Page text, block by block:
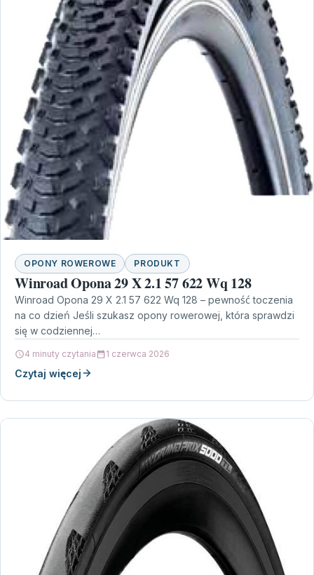
OPONY ROWEROWE PRODUKT
Winroad Opona 29 X 2.1 57 622 Wq 128
Winroad Opona 29 X 2.1 57 622 Wq 128 – pewność toczenia
na co dzień Jeśli szukasz opony rowerowej, która sprawdzi
się w codziennej…
4 minuty czytania 1 czerwca 2026
Czytaj więcej